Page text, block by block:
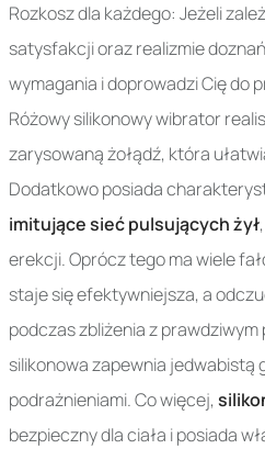
Rozkosz dla każdego: Jeżeli
satysfakcji oraz realizmie
wymagania i doprowadzi Cię do
Różowy silikonowy wibrator
zarysowaną żołądź, która
Dodatkowo posiada
imitujące sieć pulsujących żył
erekcji. Oprócz tego ma wiele
staje się efektywniejsza, a
podczas zbliżenia z prawdziwym
silikonowa zapewnia jedwabistą
podrażnieniami. Co więcej,
bezpieczny dla ciała i posiada